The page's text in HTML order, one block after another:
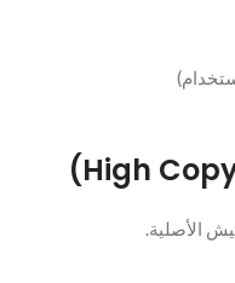
الأصلية.